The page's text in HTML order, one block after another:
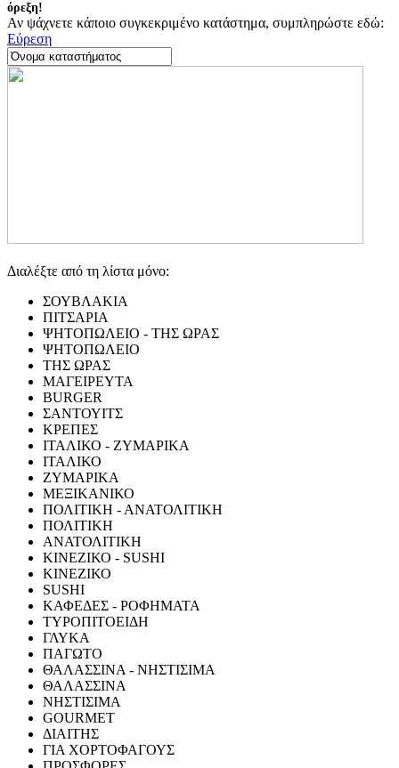
όρεξη!
Αν ψάχνετε κάποιο συγκεκριμένο κατάστημα, συμπληρώστε εδώ:
Εύρεση
Διαλέξτε από τη λίστα μόνο:
ΣΟΥΒΛΑΚΙΑ
ΠΙΤΣΑΡΙΑ
ΨΗΤΟΠΩΛΕΙΟ - ΤΗΣ ΩΡΑΣ
ΨΗΤΟΠΩΛΕΙΟ
ΤΗΣ ΩΡΑΣ
ΜΑΓΕΙΡΕΥΤΑ
BURGER
ΣΑΝΤΟΥΙΤΣ
ΚΡΕΠΕΣ
ΙΤΑΛΙΚΟ - ΖΥΜΑΡΙΚΑ
ΙΤΑΛΙΚΟ
ΖΥΜΑΡΙΚΑ
ΜΕΞΙΚΑΝΙΚΟ
ΠΟΛΙΤΙΚΗ - ΑΝΑΤΟΛΙΤΙΚΗ
ΠΟΛΙΤΙΚΗ
ΑΝΑΤΟΛΙΤΙΚΗ
ΚΙΝΕΖΙΚΟ - SUSHI
ΚΙΝΕΖΙΚΟ
SUSHI
ΚΑΦΕΔΕΣ - ΡΟΦΗΜΑΤΑ
ΤΥΡΟΠΙΤΟΕΙΔΗ
ΓΛΥΚΑ
ΠΑΓΩΤΟ
ΘΑΛΑΣΣΙΝΑ - ΝΗΣΤΙΣΙΜΑ
ΘΑΛΑΣΣΙΝΑ
ΝΗΣΤΙΣΙΜΑ
GOURMET
ΔΙΑΙΤΗΣ
ΓΙΑ ΧΟΡΤΟΦΑΓΟΥΣ